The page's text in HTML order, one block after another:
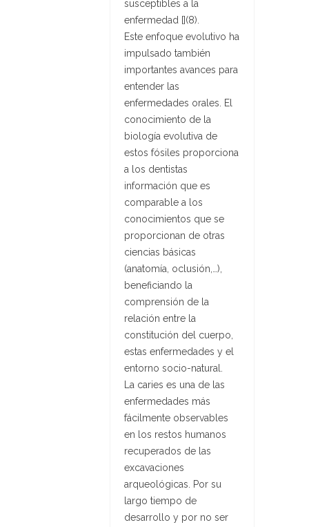
susceptibles a la
enfermedad [](8).
Este enfoque evolutivo ha
impulsado también
importantes avances para
entender las
enfermedades orales. El
conocimiento de la
biología evolutiva de
estos fósiles proporciona
a los dentistas
información que es
comparable a los
conocimientos que se
proporcionan de otras
ciencias básicas
(anatomía, oclusión,…),
beneficiando la
comprensión de la
relación entre la
constitución del cuerpo,
estas enfermedades y el
entorno socio-natural.
La caries es una de las
enfermedades más
fácilmente observables
en los restos humanos
recuperados de las
excavaciones
arqueológicas. Por su
largo tiempo de
desarrollo y por no ser